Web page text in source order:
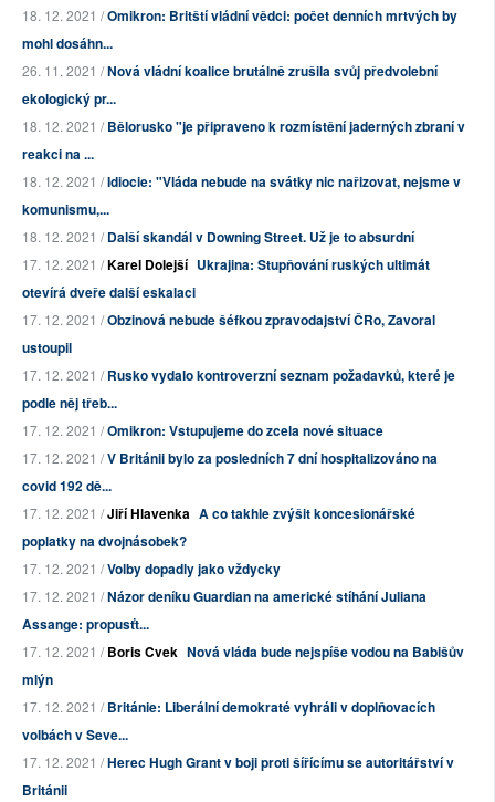
18. 12. 2021 /Omikron: Britští vládní vědci: počet denních mrtvých by
mohl dosáhn...
26. 11. 2021 /Nová vládní koalice brutálně zrušila svůj předvolební
ekologický pr...
18. 12. 2021 /Bělorusko "je připraveno k rozmístění jaderných zbraní v
reakci na ...
18. 12. 2021 /Idiocie: "Vláda nebude na svátky nic nařizovat, nejsme v
komunismu,...
18. 12. 2021 /Další skandál v Downing Street. Už je to absurdní
17. 12. 2021 /Karel Dolejší Ukrajina: Stupňování ruských ultimát
otevírá dveře další eskalaci
17. 12. 2021 /Obzinová nebude šéfkou zpravodajství ČRo, Zavoral
ustoupil
17. 12. 2021 /Rusko vydalo kontroverzní seznam požadavků, které je
podle něj třeb...
17. 12. 2021 /Omikron: Vstupujeme do zcela nové situace
17. 12. 2021 /V Británii bylo za posledních 7 dní hospitalizováno na
covid 192 dě...
17. 12. 2021 /Jiří Hlavenka A co takhle zvýšit koncesionářské
poplatky na dvojnásobek?
17. 12. 2021 /Volby dopadly jako vždycky
17. 12. 2021 /Názor deníku Guardian na americké stíhání Juliana
Assange: propusťt...
17. 12. 2021 /Boris Cvek Nová vláda bude nejspíše vodou na Babišův
mlýn
17. 12. 2021 /Británie: Liberální demokraté vyhráli v doplňovacích
volbách v Seve...
17. 12. 2021 /Herec Hugh Grant v boji proti šířícímu se autoritářství v
Británii